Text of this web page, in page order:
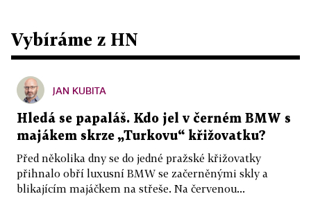
Vybíráme z HN
JAN KUBITA
Hledá se papaláš. Kdo jel v černém BMW s
majákem skrze „Turkovu“ křižovatku?
Před několika dny se do jedné pražské křižovatky
přihnalo obří luxusní BMW se začerněnými skly a
blikajícím majáčkem na střeše. Na červenou...